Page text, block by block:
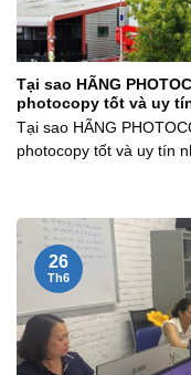
Tại sao HÃNG
photocopy tốt và uy
Tại sao HÃNG
photocopy tốt và uy tín
26
Th6